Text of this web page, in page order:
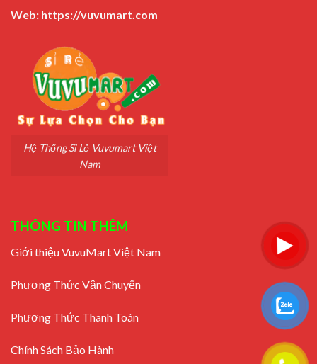
Web: https://vuvumart.com
Hệ Thống Sỉ Lẻ Vuvumart Việt
Nam
THÔNG TIN THÊM
Giới thiệu VuvuMart Việt Nam
Phương Thức Vận Chuyển
Phương Thức Thanh Toán
Chính Sách Bảo Hành